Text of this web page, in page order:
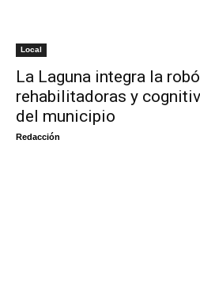
Local
La Laguna integra la
rehabilitadoras y
del municipio
Redacción